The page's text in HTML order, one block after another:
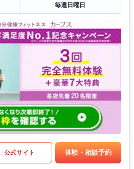
毎週日曜日
公式サイト 体験・相談予約